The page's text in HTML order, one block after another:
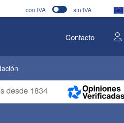
con IVA sin IVA
Contacto
desde 1834